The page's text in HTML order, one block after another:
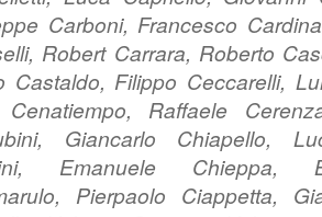
Carboni, Francesco
Robert Carrara, Roberto
Castaldo, Filippo Ceccarelli,
Raffaele
Giancarlo Chiapello,
Emanuele Chieppa,
Pierpaolo Ciappetta,